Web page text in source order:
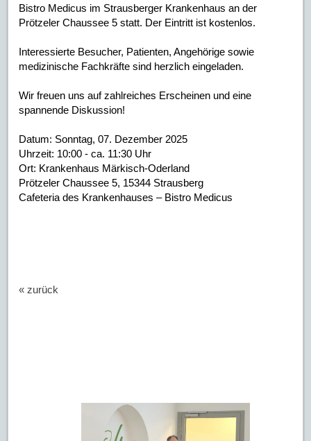
Bistro Medicus im Strausberger Krankenhaus an der
Prötzeler Chaussee 5 statt. Der Eintritt ist kostenlos.
Interessierte Besucher, Patienten, Angehörige sowie
medizinische Fachkräfte sind herzlich eingeladen.
Wir freuen uns auf zahlreiches Erscheinen und eine
spannende Diskussion!
Datum: Sonntag, 07. Dezember 2025
Uhrzeit: 10:00 - ca. 11:30 Uhr
Ort: Krankenhaus Märkisch-Oderland
Prötzeler Chaussee 5, 15344 Strausberg
Cafeteria des Krankenhauses – Bistro Medicus
« zurück